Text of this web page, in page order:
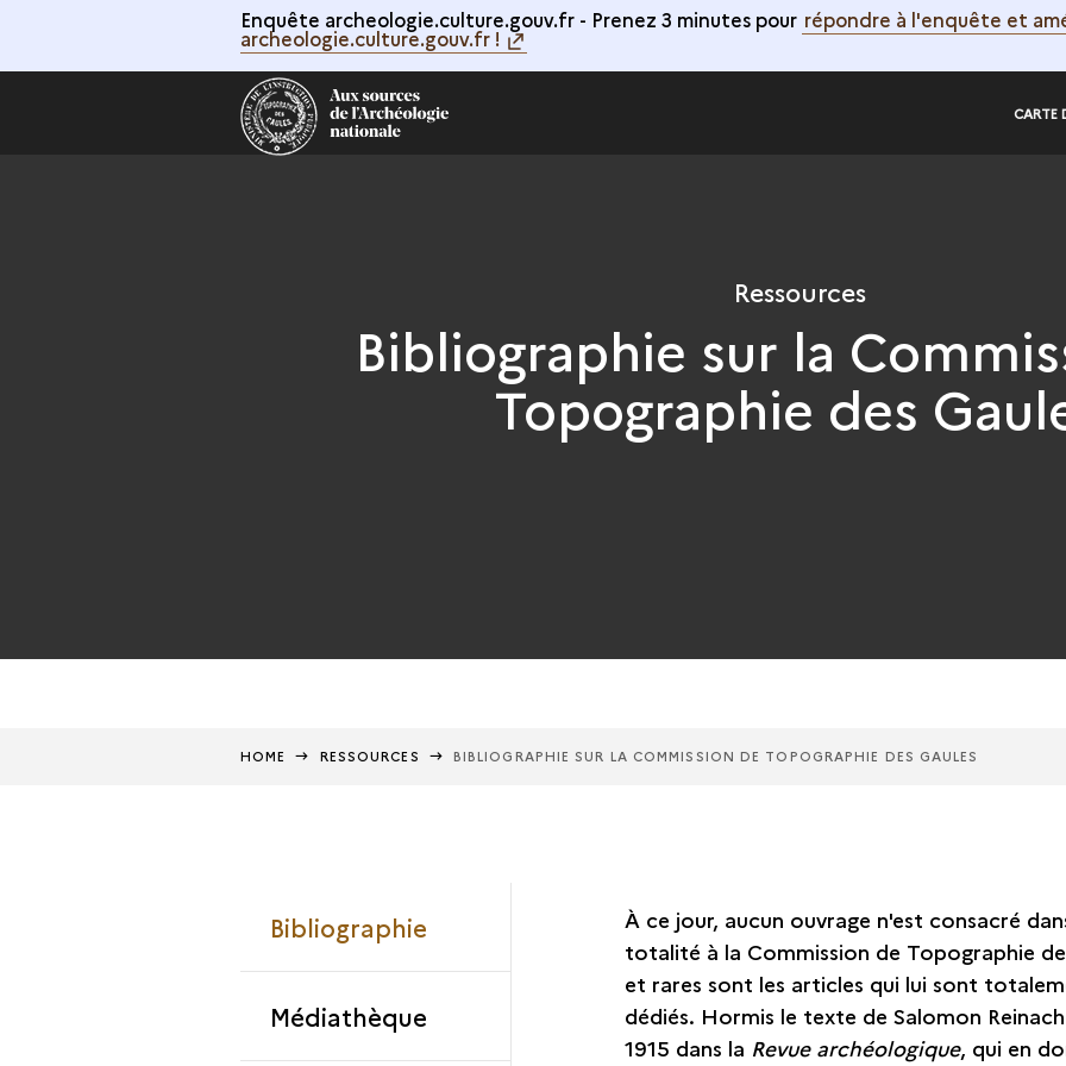
Enquête archeologie.culture.gouv.fr - Prenez 3 minutes pour répondre à l'enquête et
archeologie.culture.gouv.fr !
CARTE
Ressources
Bibliographie sur la
Topographie des
HOME RESSOURCES BIBLIOGRAPHIE SUR LA COMMISSION DE TOPOGRAPHIE DES GAULES
Bibliographie
Médiathèque
À ce jour, aucun ouvrage n'est consacré
totalité à la Commission de Topographie
et rares sont les articles qui lui sont
dédiés. Hormis le texte de Salomon
1915 dans la Revue archéologique, qui en